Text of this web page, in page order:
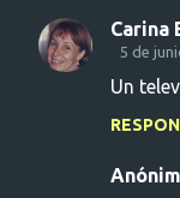
Carina
5 de
Un